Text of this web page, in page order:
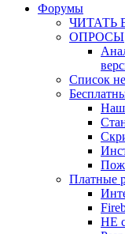
Форумы
ЧИТАТЬ
ОПРОСЫ
Список
Платные
НЕ